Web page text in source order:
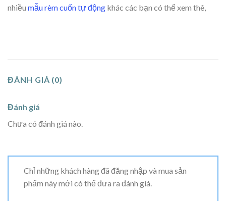
nhiều mẫu rèm cuốn tự động khác các bạn có thể xem thê,
ĐÁNH GIÁ (0)
Đánh giá
Chưa có đánh giá nào.
Chỉ những khách hàng đã đăng nhập và mua sản
phẩm này mới có thể đưa ra đánh giá.